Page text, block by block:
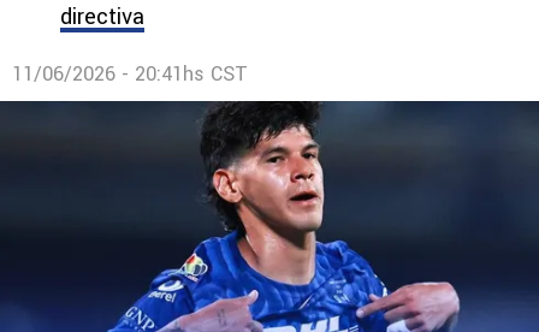
directiva
11/06/2026 - 20:41hs CST